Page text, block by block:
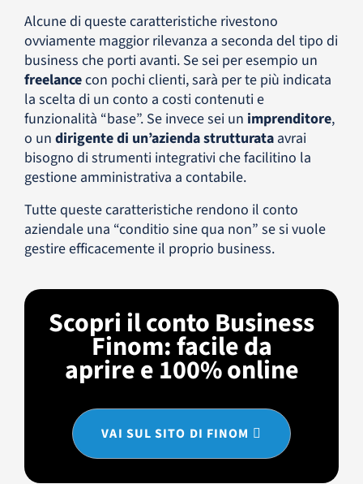
Alcune di queste caratteristiche rivestono
ovviamente maggior rilevanza a seconda del tipo di
business che porti avanti. Se sei per esempio un
freelancecon pochi clienti, sarà per te più indicata
la scelta di un conto a costi contenuti e
funzionalità “base”. Se invece sei un imprenditore,
o un dirigente di un’azienda strutturata avrai
bisogno di strumenti integrativi che facilitino la
gestione amministrativa a contabile.
Tutte queste caratteristiche rendono il conto
aziendale una “conditio sine qua non” se si vuole
gestire efficacemente il proprio business.
Scopri il conto Business
Finom: facile da
aprire e 100% online
VAI SUL SITO DI FINOM